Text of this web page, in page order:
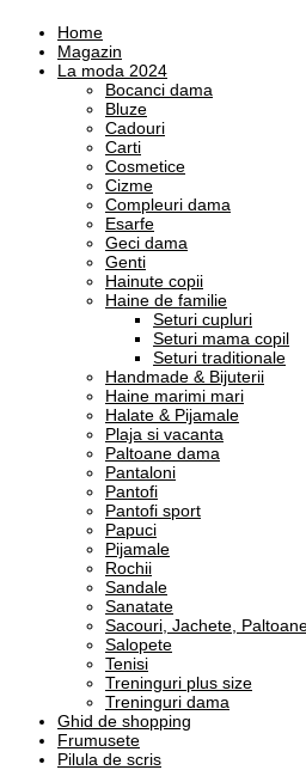
❤️ Stilul Meu Natural in Culori
Alege o viata plina de culoare!
Home
Magazin
La moda 2024
Bocanci dama
Bluze
Cadouri
Carti
Cosmetice
Cizme
Compleuri dama
Esarfe
Geci dama
Genti
Hainute copii
Haine de familie
Seturi cupluri
Seturi mama copil
Seturi traditionale
Handmade & Bijuterii
Haine marimi mari
Halate & Pijamale
Plaja si vacanta
Paltoane dama
Pantaloni
Pantofi
Pantofi sport
Papuci
Pijamale
Rochii
Sandale
Sanatate
Sacouri, Jachete,
Salopete
Tenisi
Treninguri plus size
Treninguri dama
Ghid de shopping
Frumusete
Pilula de scris